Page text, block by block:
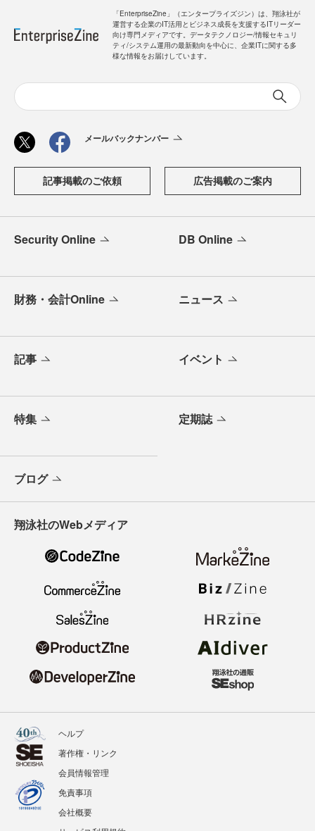
「EnterpriseZine」（エンタープライズジン）は、翔泳社が
運営する企業のIT活用とビジネス成長を支援するITリーダー
向け専門メディアです。データテクノロジー/情報セキュリ
ティ/システム運用の最新動向を中心に、企業ITに関する多
様な情報をお届けしています。
メールバックナンバー
記事掲載のご依頼 広告掲載のご案内
Security Online DB Online
財務・会計Online ニュース
記事 イベント
特集 定期誌
ブログ
翔泳社のWebメディア
ヘルプ
著作権・リンク
会員情報管理
免責事項
会社概要